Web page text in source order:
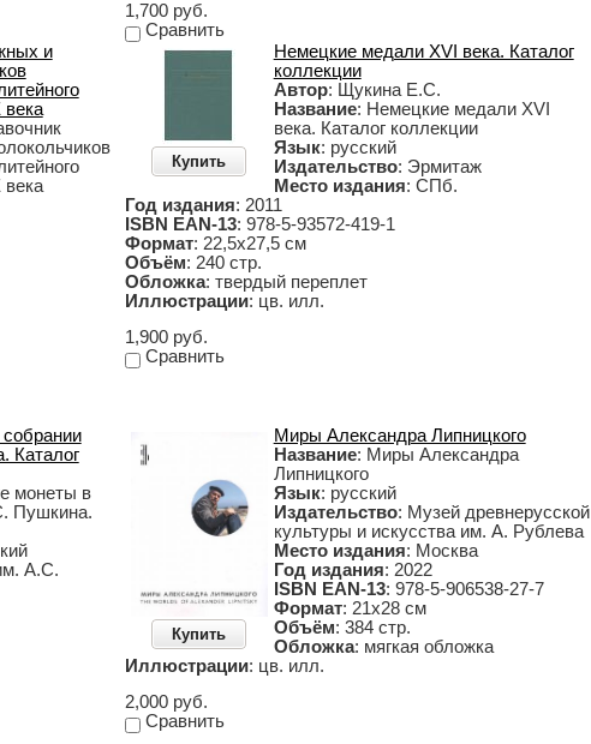
1,700 руб.
Сравнить
и
века
века
Купить
Немецкие медали XVI века. Каталог
коллекции
Автор: Щукина Е.С.
Название: Немецкие медали XVI
века. Каталог коллекции
Язык: русский
Издательство: Эрмитаж
Место издания: СПб.
Год издания: 2011
ISBN EAN-13: 978-5-93572-419-1
Формат: 22,5х27,5 cм
Объём: 240 стр.
Обложка: твердый переплет
Иллюстрации: цв. илл.
1,900 руб.
Сравнить
Каталог
монеты в
Пушкина.
А.С.
Купить
Миры Александра Липницкого
Название: Миры Александра
Липницкого
Язык: русский
Издательство: Музей древнерусской
культуры и искусства им. А. Рублева
Место издания: Москва
Год издания: 2022
ISBN EAN-13: 978-5-906538-27-7
Формат: 21х28 см
Объём: 384 стр.
Обложка: мягкая обложка
Иллюстрации: цв. илл.
2,000 руб.
Сравнить